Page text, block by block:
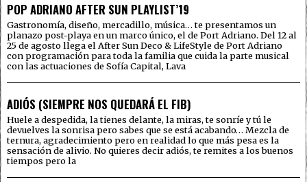
POP ADRIANO AFTER SUN PLAYLIST’19
Gastronomía, diseño, mercadillo, música… te presentamos un
planazo post-playa en un marco único, el de Port Adriano. Del 12 al
25 de agosto llega el After Sun Deco & LifeStyle de Port Adriano
con programación para toda la familia que cuida la parte musical
con las actuaciones de Sofía Capital, Lava
ADIÓS (SIEMPRE NOS QUEDARÁ EL FIB)
Huele a despedida, la tienes delante, la miras, te sonríe y tú le
devuelves la sonrisa pero sabes que se está acabando… Mezcla de
ternura, agradecimiento pero en realidad lo que más pesa es la
sensación de alivio. No quieres decir adiós, te remites a los buenos
tiempos pero la